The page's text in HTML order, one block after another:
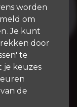
worden
om
Je kunt
door
te
je keuzes
de